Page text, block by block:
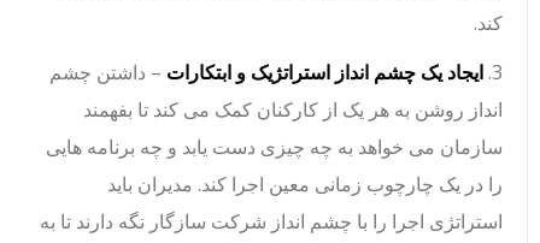
کند.
ایجاد یک چشم انداز استراتژیک و ابتکارات– داشتن چشم
انداز روشن به هر یک از کارکنان کمک می کند تا بفهمند
سازمان می خواهد به چه چیزی دست یابد و چه برنامه هایی
را در یک چارچوب زمانی معین اجرا کند. مدیران باید
استراتژی اجرا را با چشم انداز شرکت سازگار نگه دارند تا به